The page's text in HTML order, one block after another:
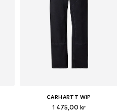
CARHARTT WIP
1 475,00 kr